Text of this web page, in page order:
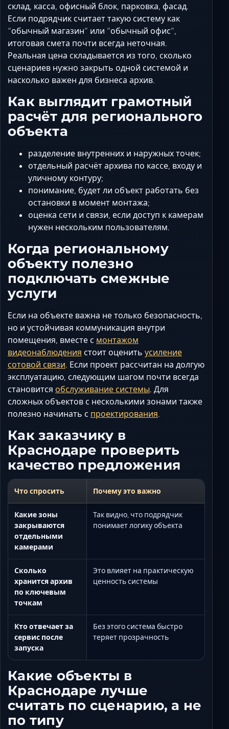
склад, касса, офисный блок, парковка, фасад.
Если подрядчик считает такую систему как
“обычный магазин” или “обычный офис”,
итоговая смета почти всегда неточная.
Реальная цена складывается из того, сколько
сценариев нужно закрыть одной системой и
насколько важен для бизнеса архив.
Как выглядит грамотный
расчёт для регионального
объекта
разделение внутренних и наружных точек;
отдельный расчёт архива по кассе, входу и
уличному контуру;
понимание, будет ли объект работать без
остановки в момент монтажа;
оценка сети и связи, если доступ к камерам
нужен нескольким пользователям.
Когда региональному
объекту полезно
подключать смежные
услуги
Если на объекте важна не только безопасность,
но и устойчивая коммуникация внутри
помещения, вместе с монтажом
видеонаблюдения стоит оценить усиление
сотовой связи. Если проект рассчитан на долгую
эксплуатацию, следующим шагом почти всегда
становится обслуживание системы. Для
сложных объектов с несколькими зонами также
полезно начинать с проектирования.
Как заказчику в
Краснодаре проверить
качество предложения
Что спросить Почему это важно
Какие зоны
закрываются
отдельными
камерами
Так видно, что подрядчик
понимает логику объекта
Сколько
хранится архив
по ключевым
точкам
Это влияет на практическую
ценность системы
Кто отвечает за
сервис после
запуска
Без этого система быстро
теряет прозрачность
Какие объекты в
Краснодаре лучше
считать по сценарию, а не
по типу